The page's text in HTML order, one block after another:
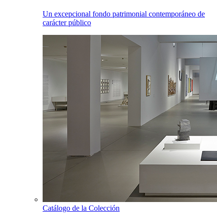
Un excepcional fondo patrimonial contemporáneo de
carácter público
Catálogo de la Colección